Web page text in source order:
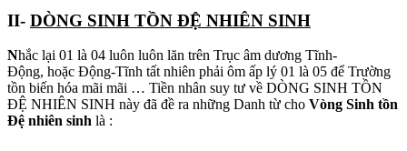
II- DÒNG SINH TỒN ĐỆ NHIÊN SINH
Nhắc lại 01 là 04 luôn luôn lăn trên Trục âm dương Tĩnh-
Động, hoặc Động-Tĩnh tất nhiên phải ôm ấp lý 01 là 05 để Trường
tồn biến hóa mãi mãi … Tiền nhân suy tư về DÒNG SINH TỒN
ĐỆ NHIÊN SINH này đã đề ra những Danh từ cho Vòng Sinh tồn
Đệ nhiên sinh là :